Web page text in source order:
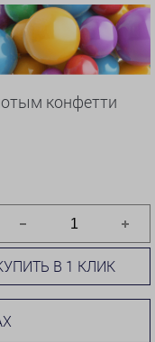
конфетти
В 1 КЛИК